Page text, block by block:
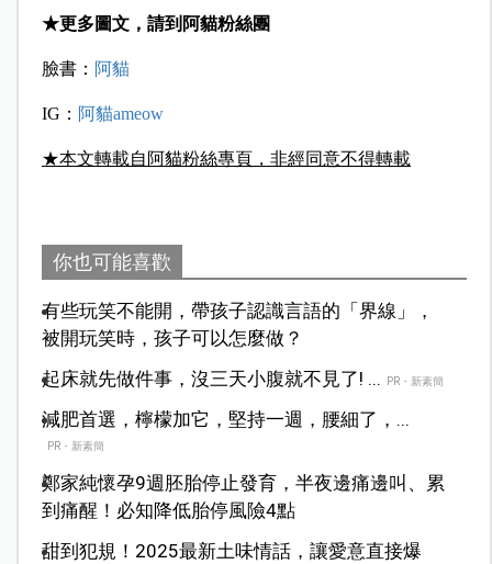
★更多圖文，請到阿貓粉絲團
臉書： 阿貓
IG： 阿貓ameow
★本文轉載自阿貓粉絲專頁，非經同意不得轉載
你也可能喜歡
有些玩笑不能開，帶孩子認識言語的「界線」，
被開玩笑時，孩子可以怎麼做？
起床就先做件事，沒三天小腹就不見了! ...
PR・新素簡
減肥首選，檸檬加它，堅持一週，腰細了，...
PR・新素簡
鄭家純懷孕9週胚胎停止發育，半夜邊痛邊叫、累
到痛醒！必知降低胎停風險4點
甜到犯規！2025最新土味情話，讓愛意直接爆